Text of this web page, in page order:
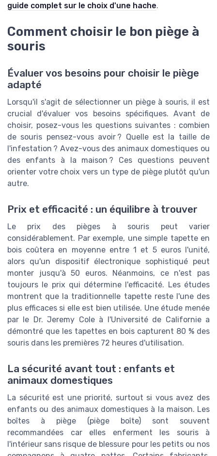
guide complet sur le choix d'une hache.
Comment choisir le bon piège à
souris
Évaluer vos besoins pour choisir le piège
adapté
Lorsqu'il s'agit de sélectionner un piège à souris, il est
crucial d'évaluer vos besoins spécifiques. Avant de
choisir, posez-vous les questions suivantes : combien
de souris pensez-vous avoir ? Quelle est la taille de
l'infestation ? Avez-vous des animaux domestiques ou
des enfants à la maison ? Ces questions peuvent
orienter votre choix vers un type de piège plutôt qu'un
autre.
Prix et efficacité : un équilibre à trouver
Le prix des pièges à souris peut varier
considérablement. Par exemple, une simple tapette en
bois coûtera en moyenne entre 1 et 5 euros l'unité,
alors qu'un dispositif électronique sophistiqué peut
monter jusqu'à 50 euros. Néanmoins, ce n'est pas
toujours le prix qui détermine l'efficacité. Les études
montrent que la traditionnelle tapette reste l'une des
plus efficaces si elle est bien utilisée. Une étude menée
par le Dr. Jeremy Cole à l'Université de Californie a
démontré que les tapettes en bois capturent 80 % des
souris dans les premières 72 heures d'utilisation.
La sécurité avant tout : enfants et
animaux domestiques
La sécurité est une priorité, surtout si vous avez des
enfants ou des animaux domestiques à la maison. Les
boîtes à piège (piège boîte) sont souvent
recommandées car elles enferment les souris à
l'intérieur sans risque de blessure pour les petits ou nos